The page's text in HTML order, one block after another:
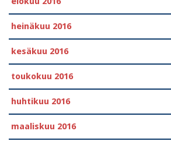
heinäkuu 2016
kesäkuu 2016
toukokuu 2016
huhtikuu 2016
maaliskuu 2016